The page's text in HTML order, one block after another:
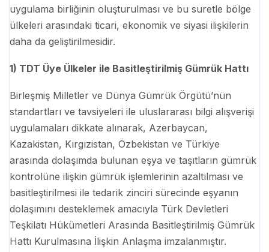
uygulama birliğinin oluşturulması ve bu suretle bölge
ülkeleri arasındaki ticari, ekonomik ve siyasi ilişkilerin
daha da geliştirilmesidir.
1) TDT Üye Ülkeler ile Basitleştirilmiş Gümrük Hattı
Birleşmiş Milletler ve Dünya Gümrük Örgütü’nün
standartları ve tavsiyeleri ile uluslararası bilgi alışverişi
uygulamaları dikkate alınarak, Azerbaycan,
Kazakistan, Kırgızistan, Özbekistan ve Türkiye
arasında dolaşımda bulunan eşya ve taşıtların gümrük
kontrolüne ilişkin gümrük işlemlerinin azaltılması ve
basitleştirilmesi ile tedarik zinciri sürecinde eşyanın
dolaşımını desteklemek amacıyla Türk Devletleri
Teşkilatı Hükümetleri Arasında Basitleştirilmiş Gümrük
Hattı Kurulmasına İlişkin Anlaşma imzalanmıştır.